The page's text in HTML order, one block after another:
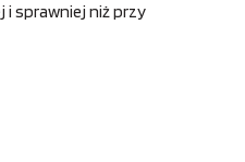
i sprawniej niż przy